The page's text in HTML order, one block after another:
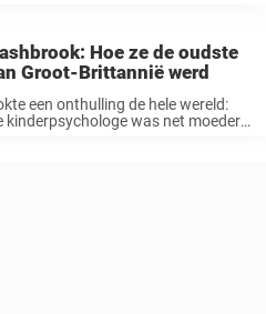
Hoe ze de oudste
Groot-Brittannië werd
een onthulling de hele wereld:
kinderpsychologe was net moeder